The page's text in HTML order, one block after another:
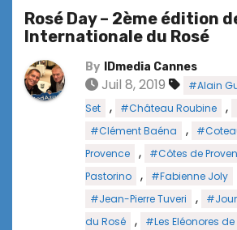
Rosé Day – 2ème édition
Internationale du Rosé
By IDmedia Cannes
Juil 8, 2019 #Alain
Set
, #Château Roubine ,
#Clément Baéna ,
Provence
, #Côtes de
Pastorino
, #Fabienne Joly
#Jean-Pierre Tuveri ,
du Rosé
, #Les Eléonores